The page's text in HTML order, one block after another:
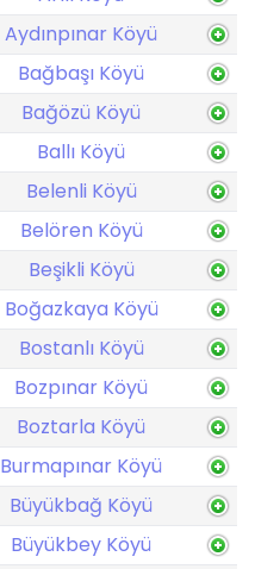
Aydınpınar Köyü
Bağbaşı Köyü
Bağözü Köyü
Ballı Köyü
Belenli Köyü
Belören Köyü
Beşikli Köyü
Boğazkaya Köyü
Bostanlı Köyü
Bozpınar Köyü
Boztarla Köyü
Burmapınar Köyü
Büyükbağ Köyü
Büyükbey Köyü